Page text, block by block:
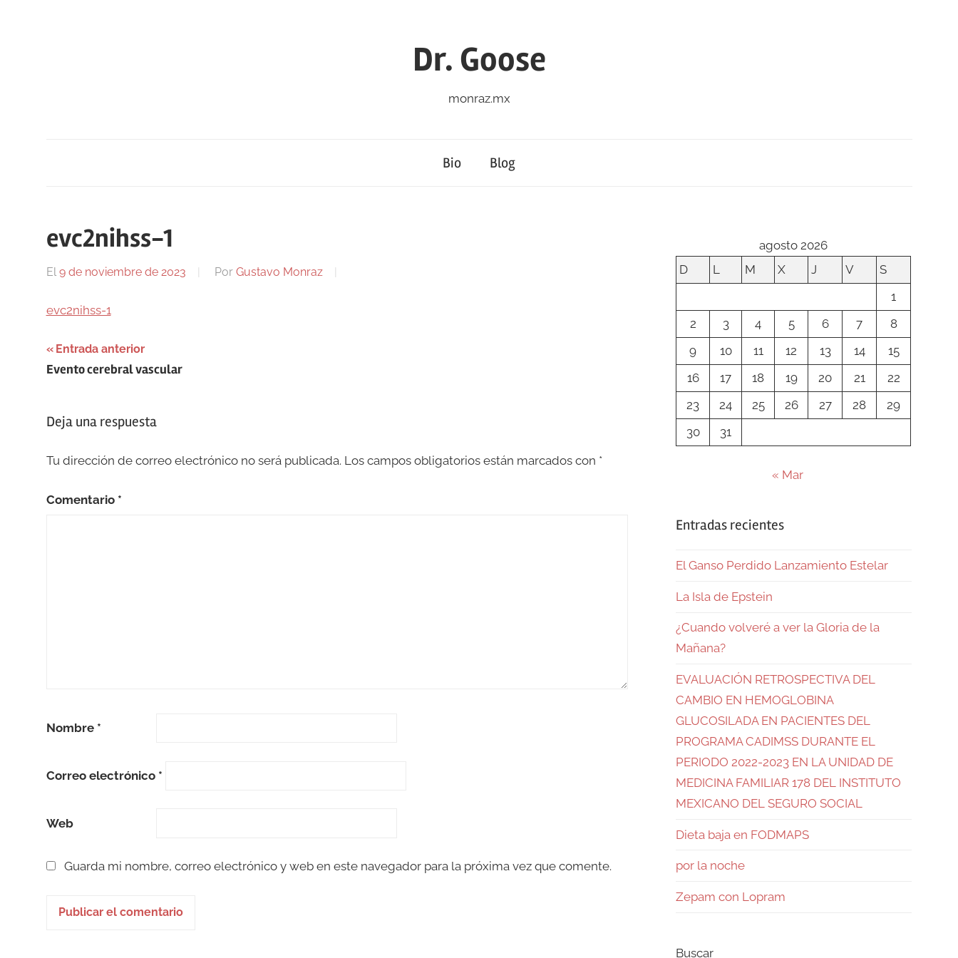
Dr. Goose
monraz.mx
Bio Blog
evc2nihss-1
El 9 de noviembre de 2023 Por Gustavo Monraz
evc2nihss-1
Navegación
de
Entrada anterior
Evento cerebral vascular
Deja una respuesta
Tu dirección de correo electrónico no será publicada. Los campos obligatorios están marcados con *
Comentario *
Nombre *
Correo electrónico *
Web
Guarda mi nombre, correo electrónico y web en este navegador para la próxima vez que comente.
agosto 2026
D
L M X J V
S
1
2
3 4 5 6 7
8
9
10 11 12 13 14
15
16
17 18 19 20 21
22
23
24 25 26 27 28
29
30
31
« Mar
Entradas recientes
El Ganso Perdido Lanzamiento Estelar
La Isla de Epstein
¿Cuando volveré a ver la Gloria de la
Mañana?
EVALUACIÓN RETROSPECTIVA DEL
CAMBIO EN HEMOGLOBINA
GLUCOSILADA EN PACIENTES DEL
PROGRAMA CADIMSS DURANTE EL
PERIODO 2022-2023 EN LA UNIDAD DE
MEDICINA FAMILIAR 178 DEL INSTITUTO
MEXICANO DEL SEGURO SOCIAL
Dieta baja en FODMAPS
por la noche
Zepam con Lopram
Buscar